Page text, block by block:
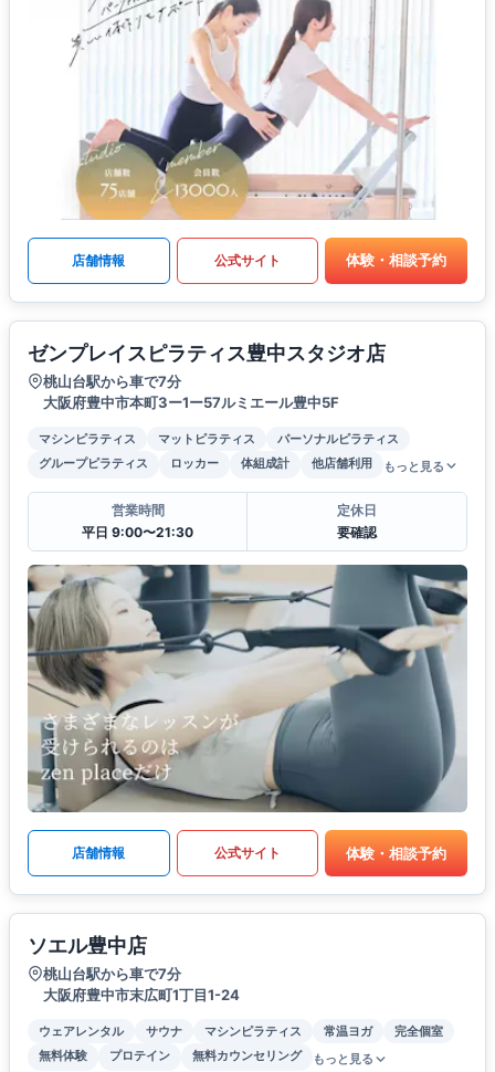
店舗情報 公式サイト 体験・相談予約
ゼンプレイスピラティス豊中スタジオ店
桃山台駅から車で7分
大阪府豊中市本町3ー1ー57ルミエール豊中5F
マシンピラティス マットピラティス
パーソナルピラティス
グループピラティス
ロッカー 体組成計 他店舗利用 もっと見る
営業時間
平日 9:00〜21:30
定休日
要確認
店舗情報 公式サイト 体験・相談予約
ソエル豊中店
桃山台駅から車で7分
大阪府豊中市末広町1丁目1-24
ウェアレンタル サウナ マシンピラティス 常温ヨガ
完全個室
無料体験
プロテイン 無料カウンセリング もっと見る